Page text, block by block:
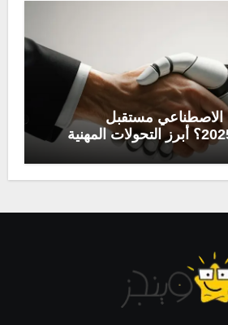
الاصطناعي مستقبل